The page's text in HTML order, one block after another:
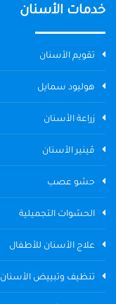
خدمات الأسنان
تقويم الأسنان
هوليود سمايل
زراعة الأسنان
ڤينير الأسنان
حشو عصب
الحشوات التجميلية
علاج الأسنان للأطفال
تنظيف وتبييض الأسنان